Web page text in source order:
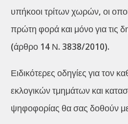
υπήκοοι τρίτων χωρών, οι
πρώτη φορά και μόνο για τις
(άρθρο 14 Ν. 3838/2010).
Ειδικότερες οδηγίες για τον
εκλογικών τμημάτων και
ψηφοφορίας θα σας δοθούν